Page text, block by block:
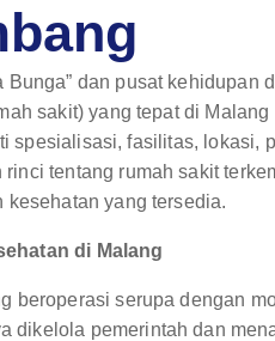
Bunga” dan pusat kehidupan
sakit) yang tepat di
spesialisasi, fasilitas, lokasi,
tentang rumah sakit
yang tersedia.
di Malang
beroperasi serupa dengan
dikelola pemerintah dan